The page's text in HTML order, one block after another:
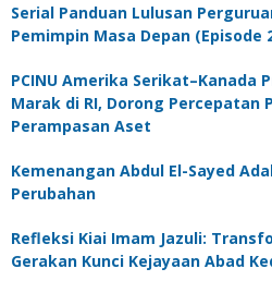
Serial Panduan Lulusan
Pemimpin Masa Depan (Episode
PCINU Amerika Serikat–Kanada
Marak di RI, Dorong Percepatan
Perampasan Aset
Kemenangan Abdul El-Sayed
Perubahan
Refleksi Kiai Imam Jazuli:
Gerakan Kunci Kejayaan Abad